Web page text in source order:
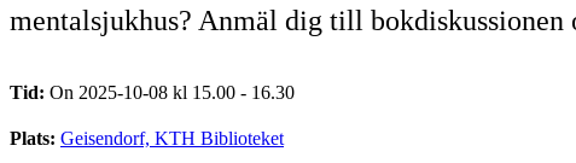
mentalsjukhus? Anmäl dig till
Tid: On 2025-10-08 kl 15.00 - 16.30
Plats: Geisendorf, KTH Biblioteket